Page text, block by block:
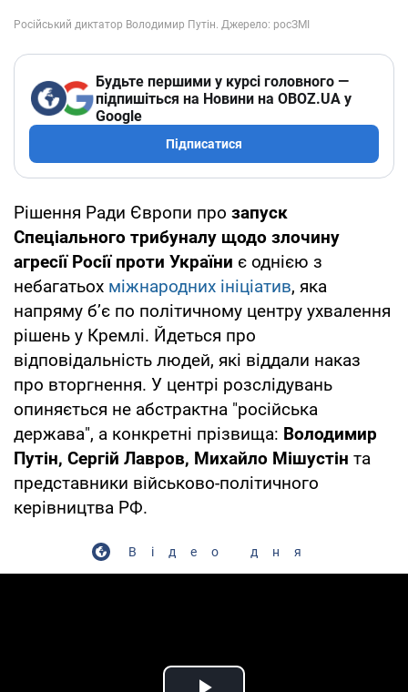
Будьте першими у курсі головного —
підпишіться на Новини на OBOZ.UA у
Google
Підписатися
Рішення Ради Європи про запуск
Спеціального трибуналу щодо злочину
агресії Росії проти України є однією з
небагатьох міжнародних ініціатив, яка
напряму б’є по політичному центру ухвалення
рішень у Кремлі. Йдеться про
відповідальність людей, які віддали наказ
про вторгнення. У центрі розслідувань
опиняється не абстрактна "російська
держава", а конкретні прізвища: Володимир
Путін, Сергій Лавров, Михайло Мішустін та
представники військово-політичного
керівництва РФ.
Відео дня